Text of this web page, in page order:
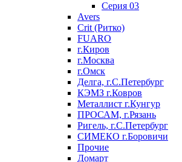
Серия 03
Avers
Crit (Ритко)
FUARO
г.Киров
г.Москва
г.Омск
Делга, г.С.Петербург
КЭМЗ г.Ковров
Металлист г.Кунгур
ПРОСАМ, г.Рязань
Ригель, г.С.Петербург
СИМЕКО г.Боровичи
Прочие
Домарт